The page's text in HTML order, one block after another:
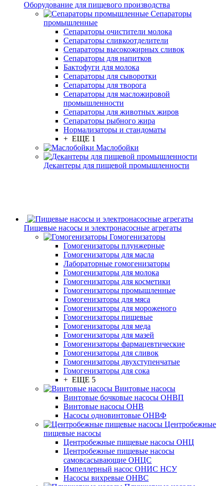
Оборудование для пищевого производства
Сепараторы
промышленные
Сепараторы очистители молока
Сепараторы сливкоотделители
Сепараторы высокожирных сливок
Сепараторы для напитков
Бактофуги для молока
Сепараторы для сыворотки
Сепараторы для творога
Сепараторы для масложировой
промышленности
Сепараторы для животных жиров
Сепараторы рыбного жира
Нормализаторы и стандоматы
+ ЕЩЕ 1
Маслобойки
Декантеры для пищевой промышленности
Пищевые насосы и электронасосные агрегаты
Гомогенизаторы
Гомогенизаторы плунжерные
Гомогенизаторы для масла
Лабораторные гомогенизаторы
Гомогенизаторы для молока
Гомогенизаторы для косметики
Гомогенизаторы промышленные
Гомогенизаторы для мяса
Гомогенизаторы для мороженого
Гомогенизаторы пищевые
Гомогенизаторы для меда
Гомогенизаторы для мазей
Гомогенизаторы фармацевтические
Гомогенизаторы для сливок
Гомогенизаторы двухступенчатые
Гомогенизаторы для сока
+ ЕЩЕ 5
Винтовые насосы
Винтовые бочковые насосы ОНВП
Винтовые насосы ОНВ
Насосы одновинтовые ОНВФ
Центробежные
пищевые насосы
Центробежные пищевые насосы ОНЦ
Центробежные пищевые насосы
самовсасывающие ОНЦС
Импеллерный насос ОНИС НСУ
Насосы вихревые ОНВС